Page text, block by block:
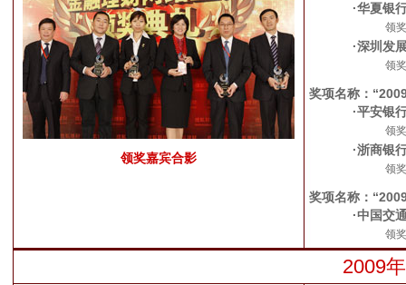
领奖嘉宾合影
·华夏银
领
·深圳发
领
奖项名称：
·平安银
领
·浙商银
领
奖项名称：
·中国交
领
2009